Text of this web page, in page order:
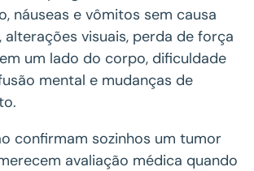
náuseas e vômitos sem causa
alterações visuais, perda de força
um lado do corpo, dificuldade
mental e mudanças de
confirmam sozinhos um tumor
avaliação médica quando